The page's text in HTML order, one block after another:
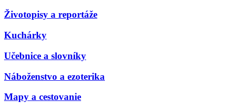
Životopisy a reportáže
Kuchárky
Učebnice a slovníky
Náboženstvo a ezoterika
Mapy a cestovanie